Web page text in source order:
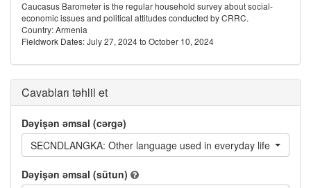
Caucasus Barometer is the regular household survey about social-
economic issues and political attitudes conducted by CRRC.
Country: Armenia
Fieldwork Dates: July 27, 2024 to October 10, 2024
Cavabları təhlil et
Dəyişən əmsal (cərgə)
SECNDLANGKA: Other language used in everyday life -
Dəyişən əmsal (sütun)